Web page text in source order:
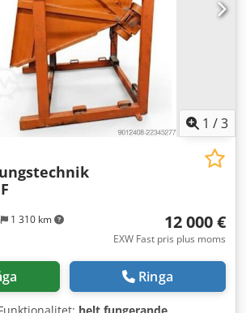
1 /3
1 310 km 12 000 €
EXW Fast pris plus moms
Ringa